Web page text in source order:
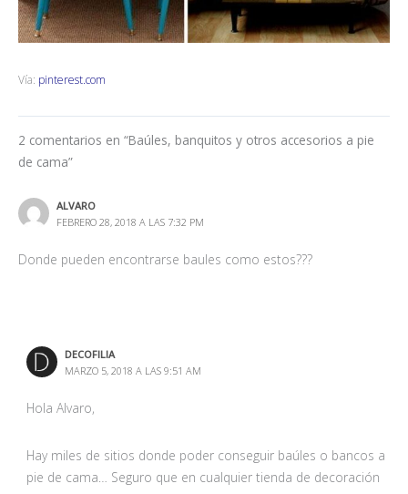
Vía: pinterest.com
2 comentarios en “Baúles, banquitos y otros accesorios a pie
de cama”
ALVARO
FEBRERO 28, 2018 A LAS 7:32 PM
Donde pueden encontrarse baules como estos???
DECOFILIA
MARZO 5, 2018 A LAS 9:51 AM
Hola Alvaro,
Hay miles de sitios donde poder conseguir baúles o bancos a
pie de cama… Seguro que en cualquier tienda de decoración